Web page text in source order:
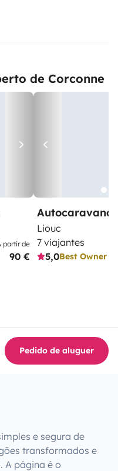
de Corconne
partir de
90 €
Autocaravana
Liouc
7 viajantes
5,0Best Owner
Pedido de aluguer
e segura de
transformados e
A página é o